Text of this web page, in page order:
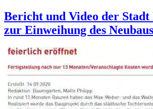
Bericht und Video der Stadt
zur Einweihung des